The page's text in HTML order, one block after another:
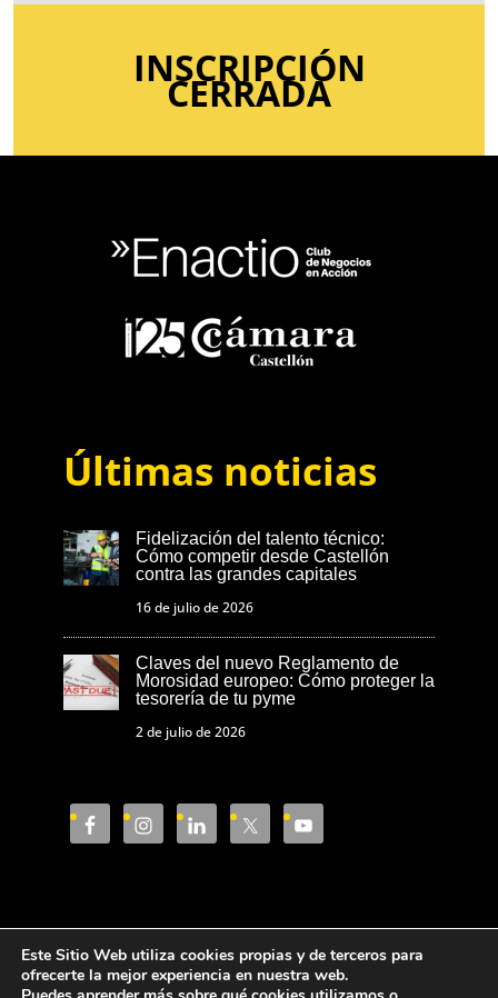
INSCRIPCIÓN
CERRADA
Últimas noticias
Fidelización del talento técnico:
Cómo competir desde Castellón
contra las grandes capitales
16 de julio de 2026
Claves del nuevo Reglamento de
Morosidad europeo: Cómo proteger la
tesorería de tu pyme
2 de julio de 2026
Aviso Legal
Política de privacidad
Este Sitio Web utiliza cookies propias y de terceros para
ofrecerte la mejor experiencia en nuestra web.